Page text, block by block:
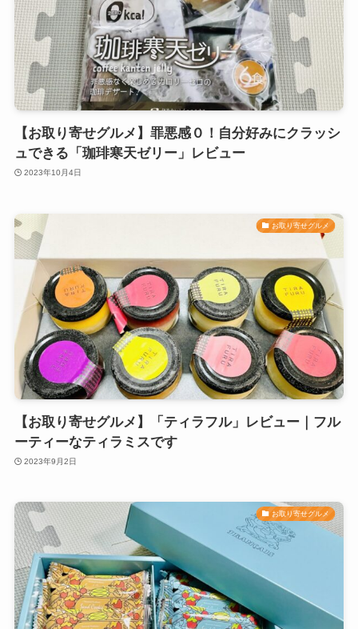
【お取り寄せグルメ】罪悪感０！自分好みにクラッシ
ュできる「珈琲寒天ゼリー」レビュー
2023年10月4日
お取り寄せグルメ
【お取り寄せグルメ】「ティラフル」レビュー｜フル
ーティーなティラミスです
2023年9月2日
お取り寄せグルメ